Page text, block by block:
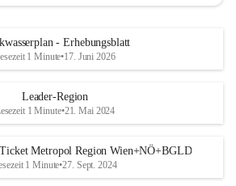
- Erhebungsblatt
1 Minute•17. Juni 2026
Leader-Region
1 Minute•21. Mai 2024
Metropol Region Wien+NÖ+BGLD
1 Minute•27. Sept. 2024